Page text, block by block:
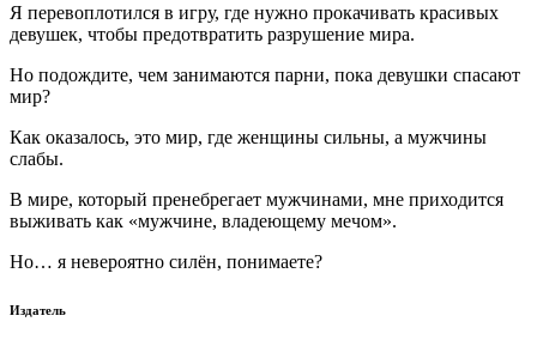
Я перевоплотился в игру, где нужно прокачивать красивых
девушек, чтобы предотвратить разрушение мира.
Но подождите, чем занимаются парни, пока девушки спасают
мир?
Как оказалось, это мир, где женщины сильны, а мужчины
слабы.
В мире, который пренебрегает мужчинами, мне приходится
выживать как «мужчине, владеющему мечом».
Но… я невероятно силён, понимаете?
Издатель